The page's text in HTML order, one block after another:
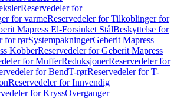
Reservedeler for
for varmeReservedeler for Tilkoblinger for
Mapress El-Forsinket StålBeskyttelse for
for rørSystempakningerGeberit Mapress
KobberReservedeler for Geberit Mapress
for MufferReduksjonerReservedeler for
for BendT-rørReservedeler for T-
Reservedeler for Innvendig
for KryssOverganger